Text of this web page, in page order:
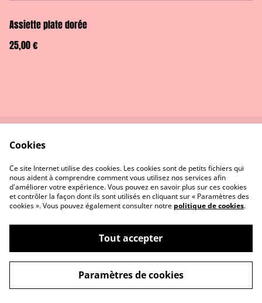
Assiette plate dorée
25,00 €
confidentialité
©2026Atelier anna.k
powered by
Cookies
Ce site Internet utilise des cookies. Les cookies sont de petits fichiers qui
nous aident à comprendre comment vous utilisez nos services afin
d'améliorer votre expérience. Vous pouvez en savoir plus sur ces cookies
et contrôler la façon dont ils sont utilisés en cliquant sur « Paramètres des
cookies ». Vous pouvez également consulter notre politique de cookies.
Tout accepter
Paramètres de cookies